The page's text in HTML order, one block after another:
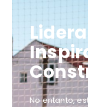
No entanto,